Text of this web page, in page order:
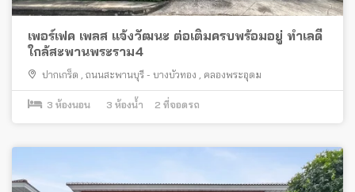
เพอร์เฟค เพลส แจ้งวัฒนะ ต่อเติมครบพร้อมอยู่ ทำเลดี
ใกล้สะพานพระราม4
ปากเกร็ด , ถนนสะพานบุรี - บางบัวทอง , คลองพระอุดม
3 ห้องนอน 3 ห้องน้ำ 2 ที่จอดรถ